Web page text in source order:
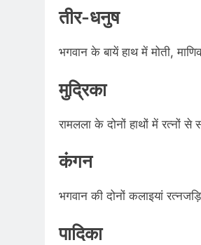
तीर-धनुष
भगवान के बायें हाथ में मोती,
मुद्रिका
रामलला के दोनों हाथों में रत्नों
कंगन
भगवान की दोनों कलाइयां
पादिका